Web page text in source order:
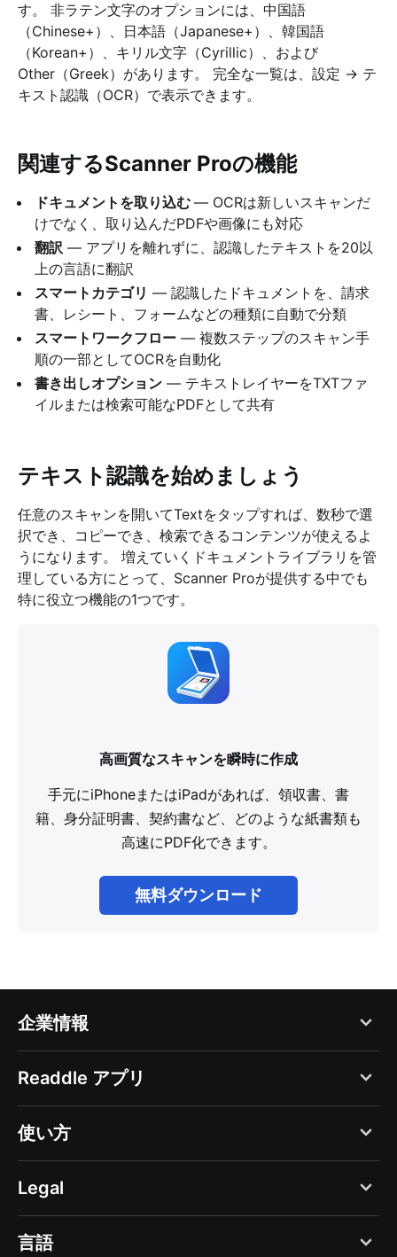
す。 非ラテン文字のオプションには、中国語
（Chinese+）、日本語（Japanese+）、韓国語
（Korean+）、キリル文字（Cyrillic）、および
Other（Greek）があります。 完全な一覧は、設定 → テ
キスト認識（OCR）で表示できます。
関連するScanner Proの機能
ドキュメントを取り込む — OCRは新しいスキャンだ
けでなく、取り込んだPDFや画像にも対応
翻訳 — アプリを離れずに、認識したテキストを20以
上の言語に翻訳
スマートカテゴリ — 認識したドキュメントを、請求
書、レシート、フォームなどの種類に自動で分類
スマートワークフロー — 複数ステップのスキャン手
順の一部としてOCRを自動化
書き出しオプション — テキストレイヤーをTXTファ
イルまたは検索可能なPDFとして共有
テキスト認識を始めましょう
任意のスキャンを開いてTextをタップすれば、数秒で選
択でき、コピーでき、検索できるコンテンツが使えるよ
うになります。 増えていくドキュメントライブラリを管
理している方にとって、Scanner Proが提供する中でも
特に役立つ機能の1つです。
高画質なスキャンを瞬時に作成
手元にiPhoneまたはiPadがあれば、領収書、書
籍、身分証明書、契約書など、どのような紙書類も
高速にPDF化できます。
無料ダウンロード
企業情報
ブログ
Readdle について
採用
ヘルプセンター
セキュリティセンター
Readdle アプリ
PDF Expert
Documents
Spark
Calendars
使い方
新規スキャンの作成
書類のスキャン
「写真」でのスキャン
Legal
個人情報保護方針 - Web
言語